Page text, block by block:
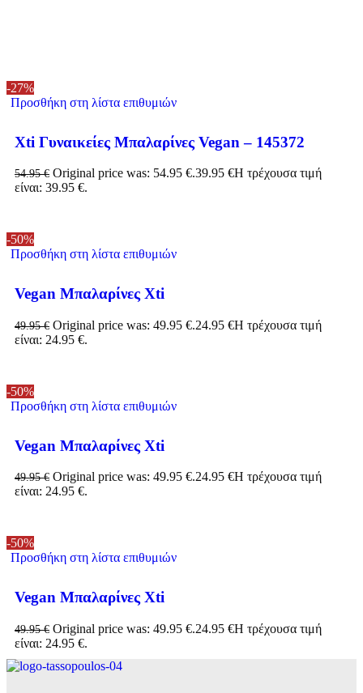
-27%
Προσθήκη στη λίστα επιθυμιών
Xti Γυναικείες Μπαλαρίνες Vegan – 145372
54.95€ Original price was: 54.95 €.39.95 €Η τρέχουσα τιμή
είναι: 39.95 €.
-50%
Προσθήκη στη λίστα επιθυμιών
Vegan Μπαλαρίνες Xti
49.95€ Original price was: 49.95 €.24.95 €Η τρέχουσα τιμή
είναι: 24.95 €.
-50%
Προσθήκη στη λίστα επιθυμιών
Vegan Μπαλαρίνες Xti
49.95€ Original price was: 49.95 €.24.95 €Η τρέχουσα τιμή
είναι: 24.95 €.
-50%
Προσθήκη στη λίστα επιθυμιών
Vegan Μπαλαρίνες Xti
49.95€ Original price was: 49.95 €.24.95 €Η τρέχουσα τιμή
είναι: 24.95 €.